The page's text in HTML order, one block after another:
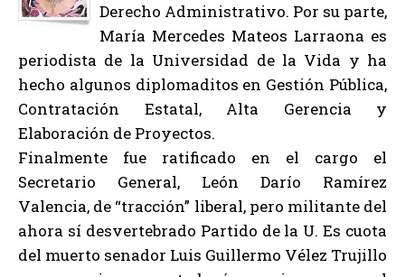
Derecho Administrativo. Por su parte,
María Mercedes Mateos Larraona es
periodista de la Universidad de la Vida y ha
hecho algunos diplomaditos en Gestión Pública,
Contratación Estatal, Alta Gerencia y
Elaboración de Proyectos.
Finalmente fue ratificado en el cargo el
Secretario General, León Darío Ramírez
Valencia, de “tracción” liberal, pero militante del
ahora sí desvertebrado Partido de la U. Es cuota
del muerto senador Luis Guillermo Vélez Trujillo